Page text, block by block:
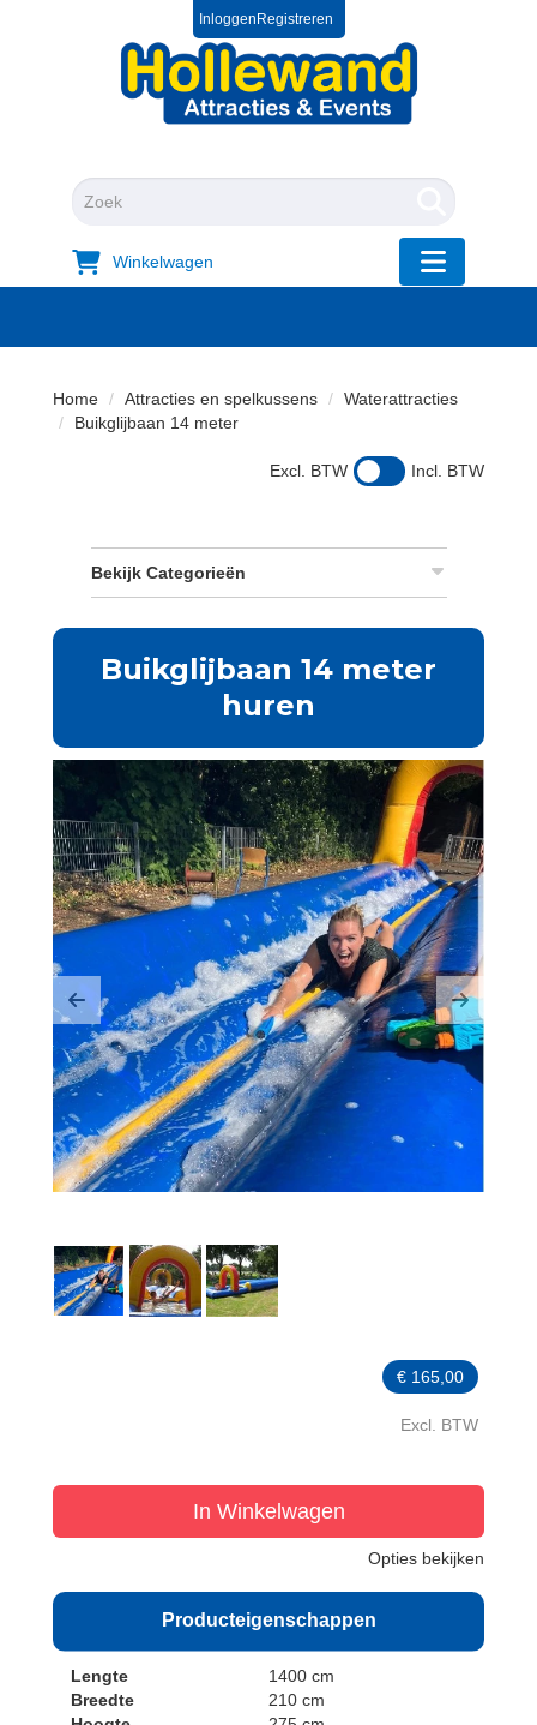
Inloggen Registreren
Winkelwagen
"Toggle
Home Attracties en spelkussens
Waterattracties
Buikglijbaan 14 meter
Excl. BTW Incl. BTW
Bekijk Categorieën
Buikglijbaan 14 meter
huren
Previous Next
€ 165,00
Excl. BTW
In Winkelwagen
Opties bekijken
Producteigenschappen
Lengte
1400 cm
Breedte
210 cm